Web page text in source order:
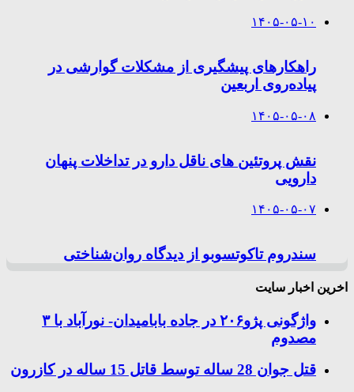
۱۴۰۵-۰۵-۱۰
راهکارهای پیشگیری از مشکلات گوارشی در
پیاده‌روی اربعین
۱۴۰۵-۰۵-۰۸
نقش پروتئین های ناقل دارو در تداخلات پنهان
دارویی
۱۴۰۵-۰۵-۰۷
سندروم تاکوتسوبو از دیدگاه روان‌شناختی
اخرین اخبار سایت
واژگونی پژو۲۰۶ در جاده بابامیدان- نورآباد با ۳
مصدوم
قتل جوان 28 ساله توسط قاتل 15 ساله در کازرون